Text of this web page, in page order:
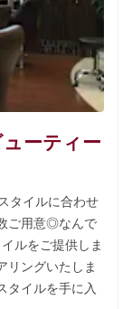
ーティー
タイルに合わせ
ご用意◎なんで
ルをご提供しま
ングいたしま
タイルを手に入